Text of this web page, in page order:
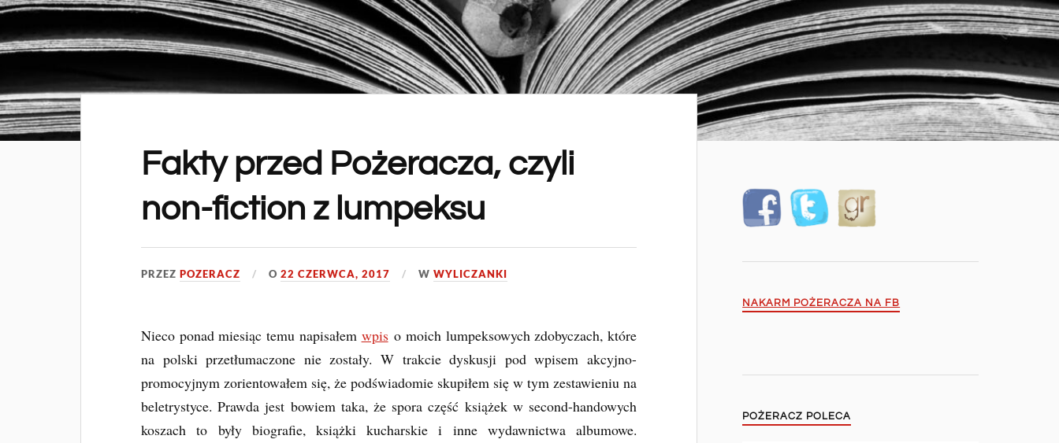
Fakty przed Pożeracza, czyli
non-fiction z lumpeksu
PRZEZPOZERACZ O22 CZERWCA, 2017 WWYLICZANKI
Nieco ponad miesiąc temu napisałem wpis o moich lumpeksowych zdobyczach, które
na polski przetłumaczone nie zostały. W trakcie dyskusji pod wpisem akcyjno-
promocyjnym zorientowałem się, że podświadomie skupiłem się w tym zestawieniu na
beletrystyce. Prawda jest bowiem taka, że spora część książek w second-handowych
koszach to były biografie, książki kucharskie i inne wydawnictwa albumowe.
NAKARM POŻERACZA NA FB
POŻERACZ POLECA